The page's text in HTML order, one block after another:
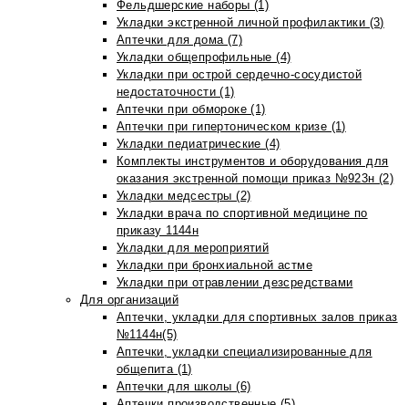
Фельдшерские наборы (1)
Укладки экстренной личной профилактики (3)
Аптечки для дома (7)
Укладки общепрофильные (4)
Укладки при острой сердечно-сосудистой
недостаточности (1)
Аптечки при обмороке (1)
Аптечки при гипертоническом кризе (1)
Укладки педиатрические (4)
Комплекты инструментов и оборудования для
оказания экстренной помощи приказ №923н (2)
Укладки медсестры (2)
Укладки врача по спортивной медицине по
приказу 1144н
Укладки для мероприятий
Укладки при бронхиальной астме
Укладки при отравлении дезсредствами
Для организаций
Аптечки, укладки для спортивных залов приказ
№1144н(5)
Аптечки, укладки специализированные для
общепита (1)
Аптечки для школы (6)